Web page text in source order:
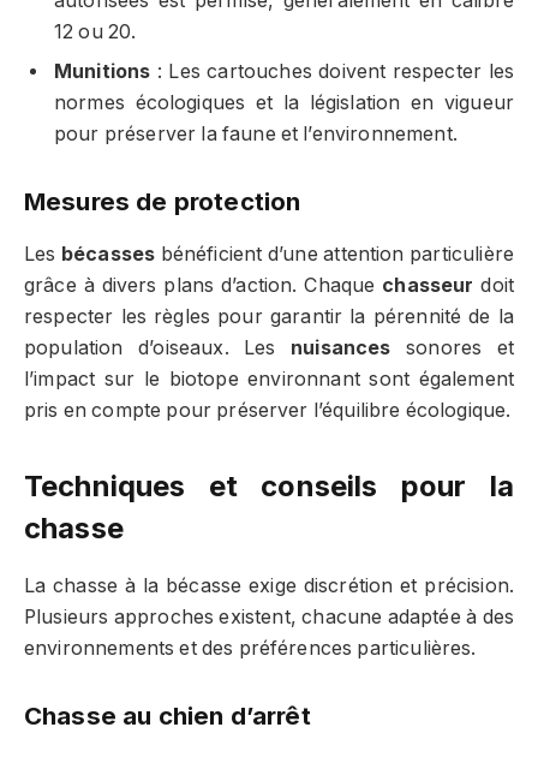
12 ou 20.
Munitions : Les cartouches doivent respecter les
normes écologiques et la législation en vigueur
pour préserver la faune et l’environnement.
Mesures de protection
Les bécasses bénéficient d’une attention particulière
grâce à divers plans d’action. Chaque chasseur doit
respecter les règles pour garantir la pérennité de la
population d’oiseaux. Les nuisances sonores et
l’impact sur le biotope environnant sont également
pris en compte pour préserver l’équilibre écologique.
Techniques et conseils pour la
chasse
La chasse à la bécasse exige discrétion et précision.
Plusieurs approches existent, chacune adaptée à des
environnements et des préférences particulières.
Chasse au chien d’arrêt